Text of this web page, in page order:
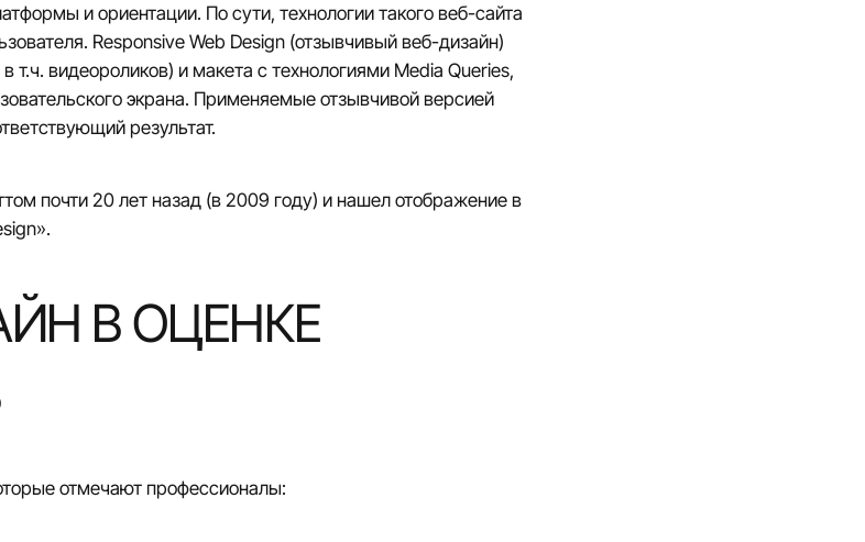
и ориентации. По сути, технологии такого веб-сайта
Responsive Web Design (отзывчивый веб-дизайн)
т.ч. видеороликов) и макета с технологиями Media Queries,
экрана. Применяемые отзывчивой версией
результат.
почти 20 лет назад (в 2009 году) и нашел отображение в
В ОЦЕНКЕ
отмечают профессионалы: